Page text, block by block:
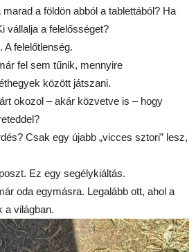
a földön abból a tablettából? Ha
vállalja a felelősséget?
A felelőtlenség.
fel sem tűnik, mennyire
között játszani.
okozol – akár közvetve is – hogy
Csak egy újabb „vicces sztori” lesz,
Ez egy segélykiáltás.
oda egymásra. Legalább ott, ahol a
a világban.